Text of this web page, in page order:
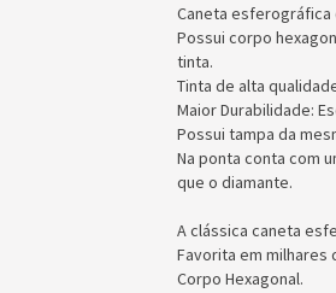
Caneta esferográfica
Possui corpo
tinta.
Tinta de alta
Maior Durabilidade:
Possui tampa da
Na ponta conta com
que o diamante.
A clássica caneta
Favorita em
Corpo Hexagonal.